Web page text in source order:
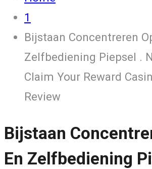
1
Bijstaan Concentreren
Zelfbediening Piepsel .
Claim Your Reward
Review
Bijstaan
En Zelfbediening